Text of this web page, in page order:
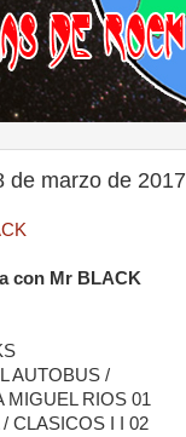
de marzo de 2017
con Mr BLACK
AUTOBUS /
MIGUEL RIOS 01
CLASICOS I I 02